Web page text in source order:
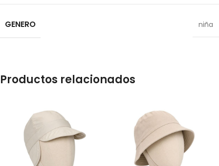
GENERO niña
Productos relacionados